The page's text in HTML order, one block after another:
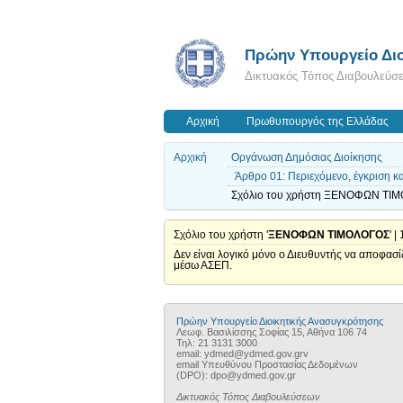
Πρώην Υπουργείο
Δικτυακός Τόπος
Αρχική Πρωθυπουργός της Ελλάδας
Αρχική
Οργάνωση Δημόσιας Διοίκησης
Άρθρο 01: Περιεχόμενο, έγκριση
Σχόλιο του χρήστη ΞΕΝΟΦΩΝ
Σχόλιο του χρήστη 'ΞΕΝΟΦΩΝ ΤΙΜΟΛΟΓΟΣ' |
Δεν είναι λογικό μόνο ο Διευθυντής να
μέσω ΑΣΕΠ.
Πρώην Υπουργείο Διοικητικής Ανασυγκρότησης
Λεωφ. Βασιλίσσης Σοφίας 15, Αθήνα 106 74
Τηλ: 21 3131 3000
email: ydmed@ydmed.gov.grv
email Υπευθύνου Προστασίας Δεδομένων
(DPO): dpo@ydmed.gov.gr
Δικτυακός Τόπος Διαβουλεύσεων